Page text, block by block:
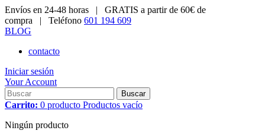
Envíos en 24-48 horas | GRATIS a partir de 60€ de
compra | Teléfono 601 194 609
BLOG
contacto
Iniciar sesión
Your Account
Buscar
Carrito: 0 producto Productos vacío
Ningún producto